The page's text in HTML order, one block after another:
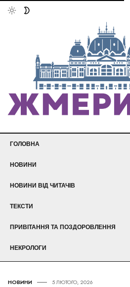
ГОЛОВНА
НОВИНИ
НОВИНИ ВІД ЧИТАЧІВ
ТЕКСТИ
ПРИВІТАННЯ ТА ПОЗДОРОВЛЕННЯ
НЕКРОЛОГИ
НОВИНИ 5 ЛЮТОГО, 2026